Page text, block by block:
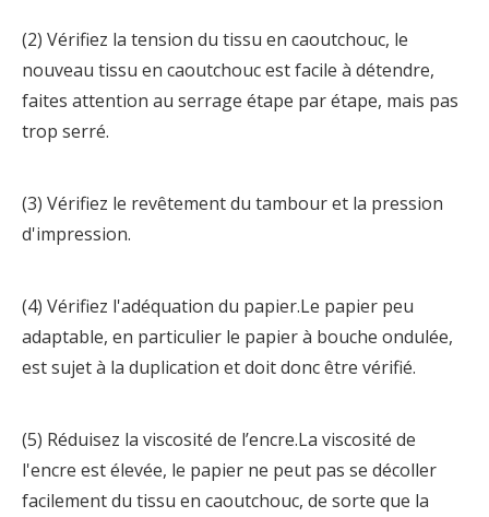
(2) Vérifiez la tension du tissu en caoutchouc, le
nouveau tissu en caoutchouc est facile à détendre,
faites attention au serrage étape par étape, mais pas
trop serré.
(3) Vérifiez le revêtement du tambour et la pression
d'impression.
(4) Vérifiez l'adéquation du papier.Le papier peu
adaptable, en particulier le papier à bouche ondulée,
est sujet à la duplication et doit donc être vérifié.
(5) Réduisez la viscosité de l’encre.La viscosité de
l'encre est élevée, le papier ne peut pas se décoller
facilement du tissu en caoutchouc, de sorte que la